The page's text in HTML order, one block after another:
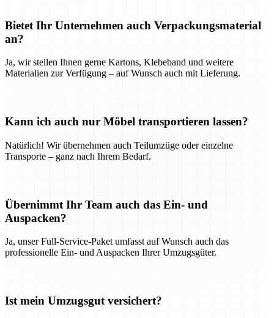
Bietet Ihr Unternehmen auch Verpackungsmaterial
an?
Ja, wir stellen Ihnen gerne Kartons, Klebeband und weitere
Materialien zur Verfügung – auf Wunsch auch mit Lieferung.
Kann ich auch nur Möbel transportieren lassen?
Natürlich! Wir übernehmen auch Teilumzüge oder einzelne
Transporte – ganz nach Ihrem Bedarf.
Übernimmt Ihr Team auch das Ein- und
Auspacken?
Ja, unser Full-Service-Paket umfasst auf Wunsch auch das
professionelle Ein- und Auspacken Ihrer Umzugsgüter.
Ist mein Umzugsgut versichert?